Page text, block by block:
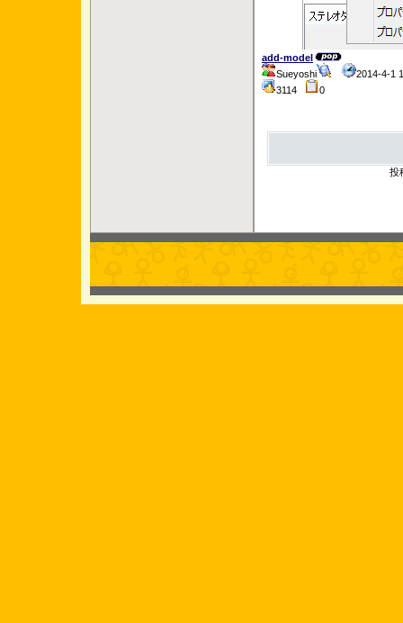
add-model
Sueyoshi
2014-4-
3114
0
投